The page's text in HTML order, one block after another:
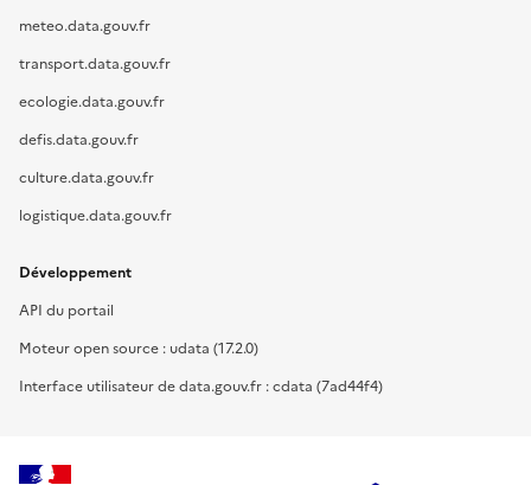
meteo.data.gouv.fr
transport.data.gouv.fr
ecologie.data.gouv.fr
defis.data.gouv.fr
culture.data.gouv.fr
logistique.data.gouv.fr
Développement
API du portail
Moteur open source : udata (17.2.0)
Interface utilisateur de data.gouv.fr : cdata (7ad44f4)